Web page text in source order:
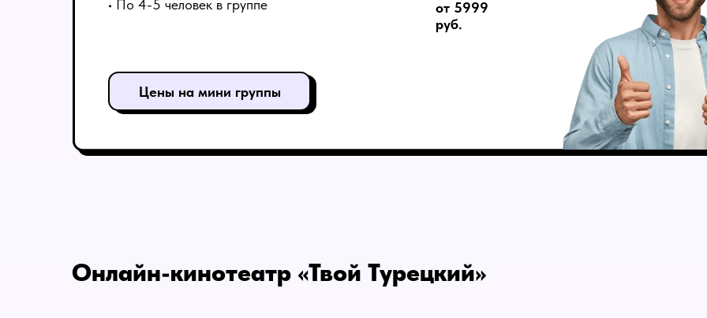
Цены на мини группы
• По 4-5 человек в группе
от 5999
руб.
Онлайн-кинотеатр «Твой Турецкий»